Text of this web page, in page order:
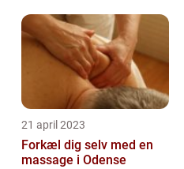
21 april 2023
Forkæl dig selv med en
massage i Odense